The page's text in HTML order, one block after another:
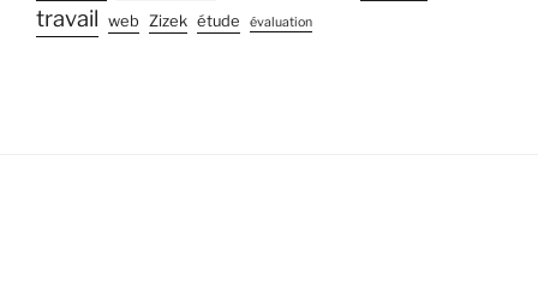
travail web Zizek étude évaluation